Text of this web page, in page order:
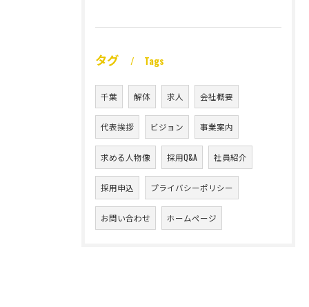
タグ Tags
千葉 解体 求人 会社概要
代表挨拶 ビジョン 事業案内
求める人物像 採用Q&A 社員紹介
採用申込 プライバシーポリシー
お問い合わせ ホームページ